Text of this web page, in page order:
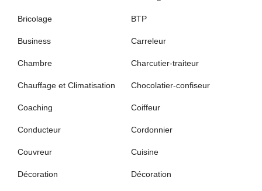
Bricolage BTP
Business Carreleur
Chambre Charcutier-traiteur
Chauffage et Climatisation Chocolatier-confiseur
Coaching Coiffeur
Conducteur Cordonnier
Couvreur Cuisine
Décoration Décoration